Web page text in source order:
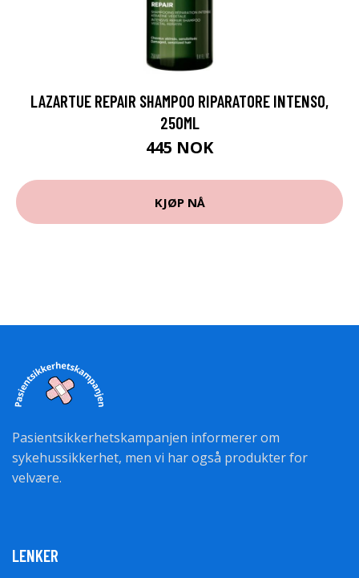
LAZARTUE REPAIR SHAMPOO RIPARATORE INTENSO,
250ML
445 NOK
KJØP NÅ
Pasientsikkerhetskampanjen informerer om
sykehussikkerhet, men vi har også produkter for
velvære.
LENKER